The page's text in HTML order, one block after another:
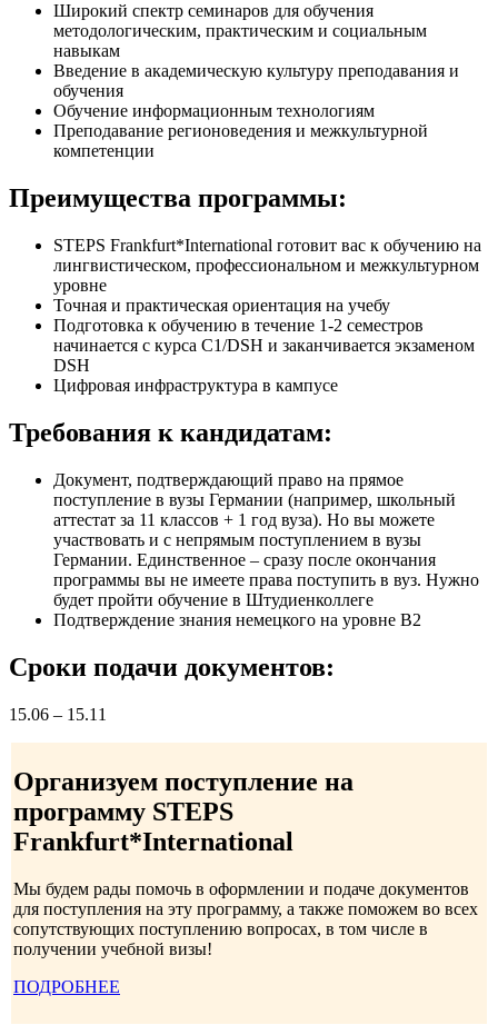
Широкий спектр семинаров для обучения
методологическим, практическим и социальным
навыкам
Введение в академическую культуру преподавания и
обучения
Обучение информационным технологиям
Преподавание регионоведения и межкультурной
компетенции
Преимущества программы:
STEPS Frankfurt*International готовит вас к обучению на
лингвистическом, профессиональном и межкультурном
уровне
Точная и практическая ориентация на учебу
Подготовка к обучению в течение 1-2 семестров
начинается с курса C1/DSH и заканчивается экзаменом
DSH
Цифровая инфраструктура в кампусе
Требования к кандидатам:
Документ, подтверждающий право на прямое
поступление в вузы Германии (например, школьный
аттестат за 11 классов + 1 год вуза). Но вы можете
участвовать и с непрямым поступлением в вузы
Германии. Единственное – сразу после окончания
программы вы не имеете права поступить в вуз. Нужно
будет пройти обучение в Штудиенколлеге
Подтверждение знания немецкого на уровне В2
Сроки подачи документов:
15.06 – 15.11
Организуем поступление на
программу STEPS
Frankfurt*International
Мы будем рады помочь в оформлении и подаче документов
для поступления на эту программу, а также поможем во всех
сопутствующих поступлению вопросах, в том числе в
получении учебной визы!
ПОДРОБНЕЕ